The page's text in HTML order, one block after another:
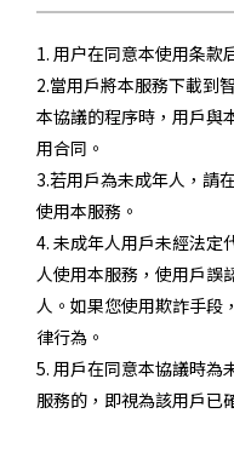
1. 用户在同意本使用条款
2.當用戶將本服務下載到
本協議的程序時，用戶與
用合同。
3.若用戶為未成年人，請
使用本服務。
4. 未成年人用戶未經法定
人使用本服務，使用戶誤
人。如果您使用欺詐手段
律行為。
5. 用戶在同意本協議時為
服務的，即視為該用戶已